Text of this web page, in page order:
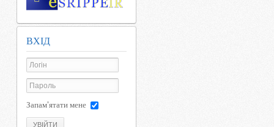
ВХІД
Запам'ятати мене
УВІЙТИ